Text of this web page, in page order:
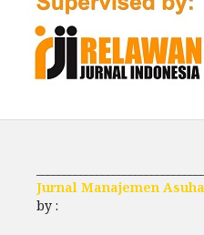
Jurnal Manajemen
by :